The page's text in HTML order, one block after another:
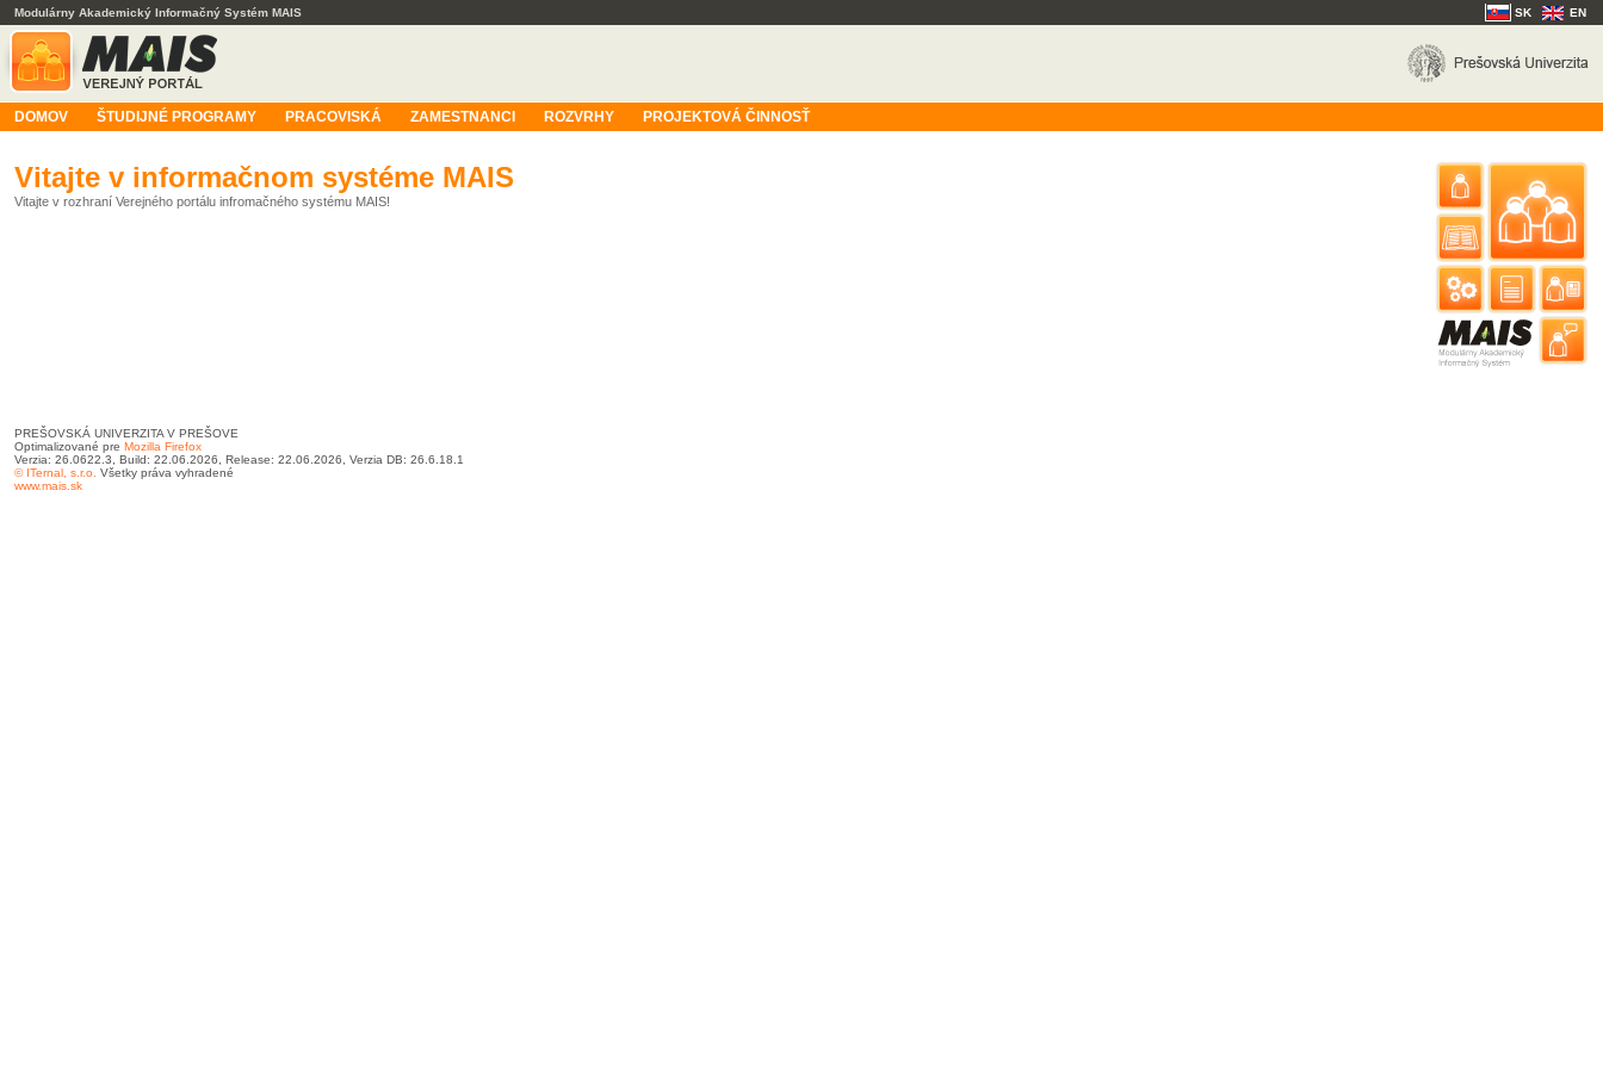
Modulárny Akademický Informačný Systém MAIS SK EN
DOMOV ŠTUDIJNÉ PROGRAMY PRACOVISKÁ ZAMESTNANCI ROZVRHY PROJEKTOVÁ ČINNOSŤ
Vitajte v informačnom systéme MAIS
Vitajte v rozhraní Verejného portálu infromačného systému MAIS!
PREŠOVSKÁ UNIVERZITA V PREŠOVE
Optimalizované pre Mozilla Firefox
Verzia: 26.0622.3, Build: 22.06.2026, Release: 22.06.2026, Verzia DB: 26.6.18.1
© ITernal, s.r.o. Všetky práva vyhradené
www.mais.sk